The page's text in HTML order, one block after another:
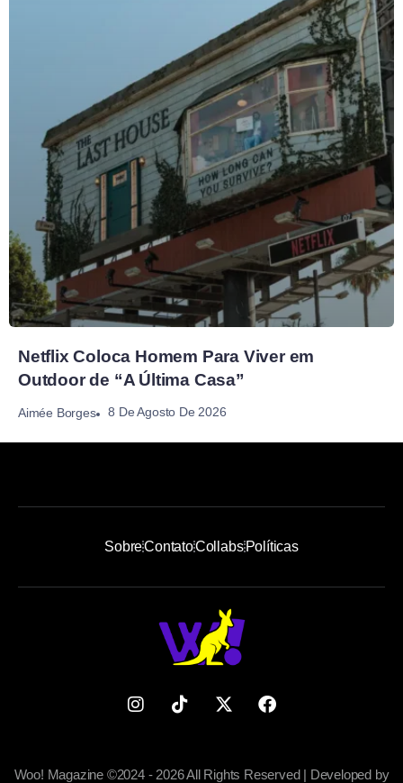
Netflix Coloca Homem Para Viver em
Outdoor de “A Última Casa”
Aimée Borges 8 De Agosto De 2026
SobreContatoCollabsPolíticas
Woo! Magazine ©2024 - 2026 All Rights Reserved | Developed by